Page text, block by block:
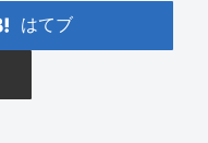
はてブ